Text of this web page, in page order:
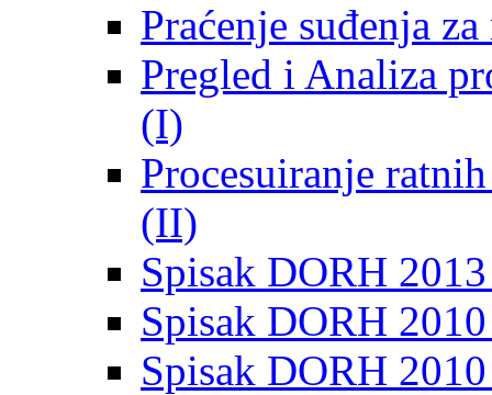
Praćenje suđenja
Pregled i Analiza
(I)
Procesuiranje
(II)
Spisak DORH
Spisak DORH
Spisak DORH